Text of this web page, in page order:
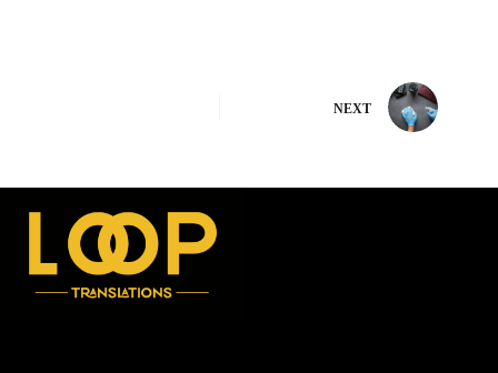
NEXT